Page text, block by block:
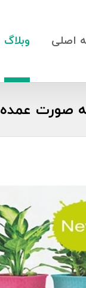
اصلی وبلاگ
صورت عمده